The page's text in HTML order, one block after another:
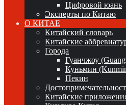
Цифровой юань
Эксперты по Китаю
О КИТАЕ
Китайский словарь
Китайские
Города
Гуанчжоу
Куньмин
Пекин
Китайские